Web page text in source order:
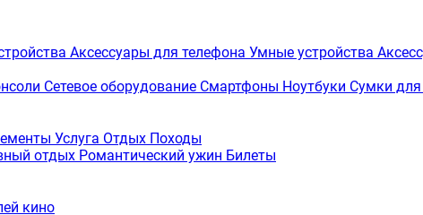
Аксессуары для телефона Умные устройства
Сетевое оборудование Смартфоны Ноутбуки Сумки для
Услуга Отдых Походы
отдых Романтический ужин Билеты
кино